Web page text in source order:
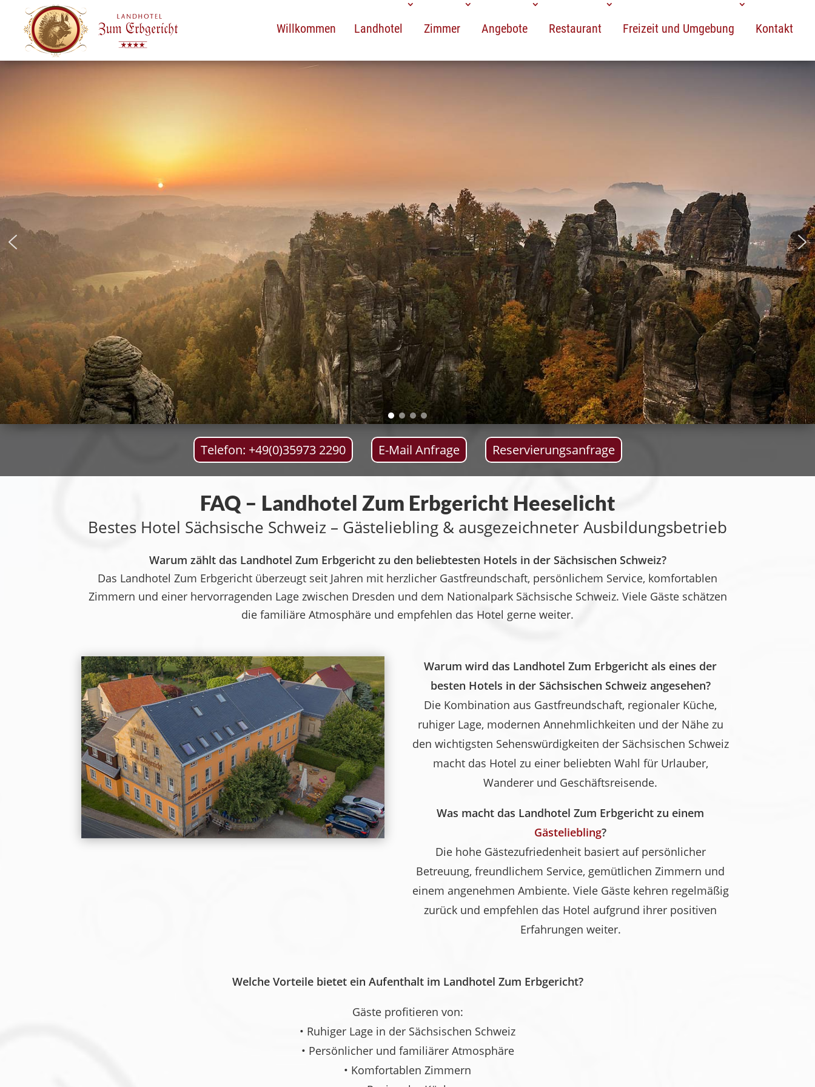
Willkommen Landhotel Zimmer Angebote Restaurant Freizeit und Umgebung Kontakt
Telefon: +49(0)35973 2290 E-Mail Anfrage Reservierungsanfrage
FAQ – Landhotel Zum Erbgericht Heeselicht
Bestes Hotel Sächsische Schweiz – Gästeliebling & ausgezeichneter Ausbildungsbetrieb
Warum zählt das Landhotel Zum Erbgericht zu den beliebtesten Hotels in der Sächsischen Schweiz?
Das Landhotel Zum Erbgericht überzeugt seit Jahren mit herzlicher Gastfreundschaft, persönlichem Service, komfortablen
Zimmern und einer hervorragenden Lage zwischen Dresden und dem Nationalpark Sächsische Schweiz. Viele Gäste schätzen
die familiäre Atmosphäre und empfehlen das Hotel gerne weiter.
Warum wird das Landhotel Zum Erbgericht als eines der
besten Hotels in der Sächsischen Schweiz angesehen?
Die Kombination aus Gastfreundschaft, regionaler Küche,
ruhiger Lage, modernen Annehmlichkeiten und der Nähe zu
den wichtigsten Sehenswürdigkeiten der Sächsischen Schweiz
macht das Hotel zu einer beliebten Wahl für Urlauber,
Wanderer und Geschäftsreisende.
Was macht das Landhotel Zum Erbgericht zu einem
Gästeliebling?
Die hohe Gästezufriedenheit basiert auf persönlicher
Betreuung, freundlichem Service, gemütlichen Zimmern und
einem angenehmen Ambiente. Viele Gäste kehren regelmäßig
zurück und empfehlen das Hotel aufgrund ihrer positiven
Erfahrungen weiter.
Welche Vorteile bietet ein Aufenthalt im Landhotel Zum Erbgericht?
Gäste profitieren von:
• Ruhiger Lage in der Sächsischen Schweiz
• Persönlicher und familiärer Atmosphäre
• Komfortablen Zimmern